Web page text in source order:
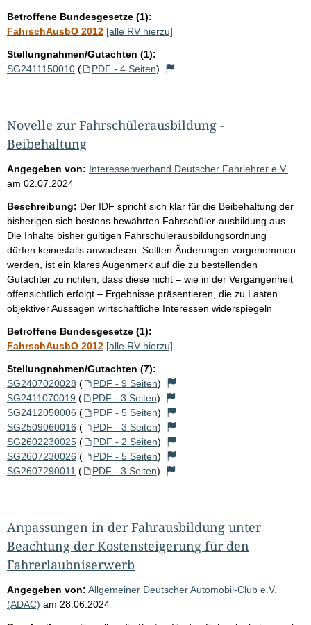
Betroffene Bundesgesetze (1):
FahrschAusbO 2012 [alle RV hierzu]
Stellungnahmen/Gutachten (1):
SG2411150010 ( PDF - 4 Seiten)
Novelle zur Fahrschülerausbildung -
Beibehaltung
Angegeben von: Interessenverband Deutscher Fahrlehrer e.V.
am 02.07.2024
Beschreibung: Der IDF spricht sich klar für die Beibehaltung der
bisherigen sich bestens bewährten Fahrschüler-ausbildung aus.
Die Inhalte bisher gültigen Fahrschülerausbildungsordnung
dürfen keinesfalls anwachsen. Sollten Änderungen vorgenommen
werden, ist ein klares Augenmerk auf die zu bestellenden
Gutachter zu richten, dass diese nicht – wie in der Vergangenheit
offensichtlich erfolgt – Ergebnisse präsentieren, die zu Lasten
objektiver Aussagen wirtschaftliche Interessen widerspiegeln
Betroffene Bundesgesetze (1):
FahrschAusbO 2012 [alle RV hierzu]
Stellungnahmen/Gutachten (7):
SG2407020028 ( PDF - 9 Seiten)
SG2411070019 ( PDF - 3 Seiten)
SG2412050006 ( PDF - 5 Seiten)
SG2509060016 ( PDF - 3 Seiten)
SG2602230025 ( PDF - 2 Seiten)
SG2607230026 ( PDF - 5 Seiten)
SG2607290011 ( PDF - 3 Seiten)
Anpassungen in der Fahrausbildung unter
Beachtung der Kostensteigerung für den
Fahrerlaubniserwerb
Angegeben von: Allgemeiner Deutscher Automobil-Club e.V.
(ADAC) am 28.06.2024